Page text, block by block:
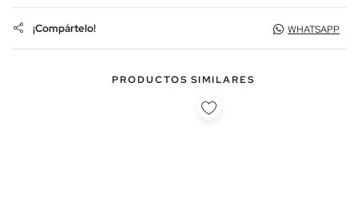
¡Compártelo! WHATSAPP
PRODUCTOS SIMILARES